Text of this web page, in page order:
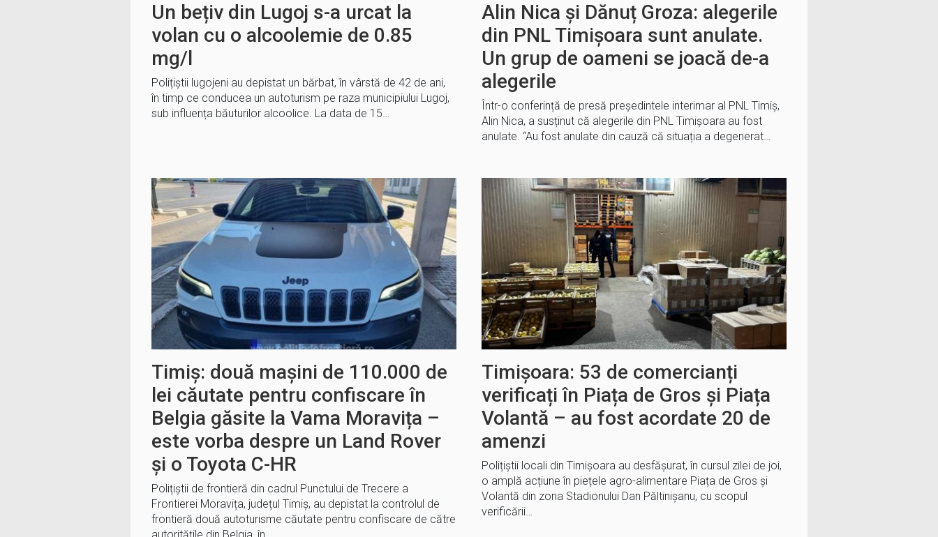
Un bețiv din Lugoj s-a urcat la
volan cu o alcoolemie de 0.85
mg/l
Polițiștii lugojeni au depistat un bărbat, în vârstă de 42 de ani,
în timp ce conducea un autoturism pe raza municipiului Lugoj,
sub influența băuturilor alcoolice. La data de 15…
Alin Nica și Dănuț Groza: alegerile
din PNL Timișoara sunt anulate.
Un grup de oameni se joacă de-a
alegerile
Într-o conferință de presă președintele interimar al PNL Timiș,
Alin Nica, a susținut că alegerile din PNL Timișoara au fost
anulate. “Au fost anulate din cauză că situația a degenerat…
Timiș: două mașini de 110.000 de
lei căutate pentru confiscare în
Belgia găsite la Vama Moravița –
este vorba despre un Land Rover
și o Toyota C-HR
Polițiștii de frontieră din cadrul Punctului de Trecere a
Frontierei Moravița, județul Timiș, au depistat la controlul de
frontieră două autoturisme căutate pentru confiscare de către
Timișoara: 53 de comercianți
verificați în Piața de Gros și Piața
Volantă – au fost acordate 20 de
amenzi
Polițiștii locali din Timișoara au desfășurat, în cursul zilei de joi,
o amplă acțiune în piețele agro-alimentare Piața de Gros și
Volantă din zona Stadionului Dan Păltinișanu, cu scopul
verificării…